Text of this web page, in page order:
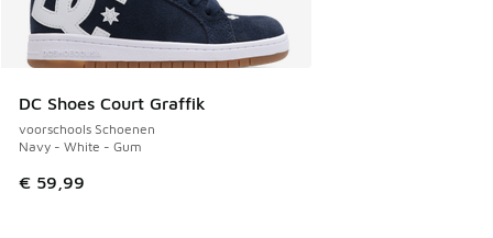
DC Shoes Court Graffik
voorschools Schoenen
Navy - White - Gum
€ 59,99